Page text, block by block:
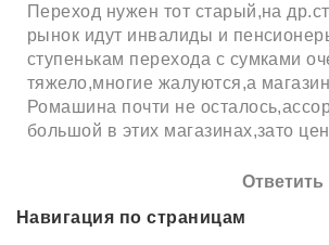
Переход нужен тот старый,на
рынок идут инвалиды и
ступенькам перехода с сумками
тяжело,многие жалуются,а
Ромашина почти не
большой в этих магазинах,зато
Ответить
Навигация по страницам